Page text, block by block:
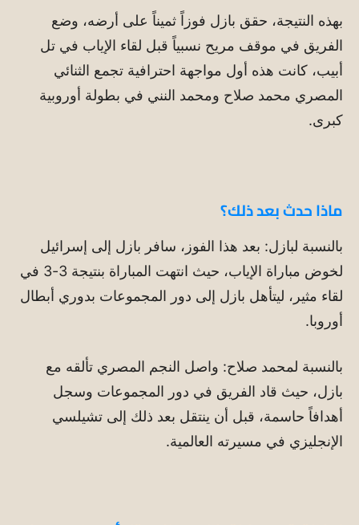
بهذه النتيجة، حقق بازل فوزاً ثميناً على أرضه، وضع
الفريق في موقف مريح نسبياً قبل لقاء الإياب في تل
أبيب، كانت هذه أول مواجهة احترافية تجمع الثنائي
المصري محمد صلاح ومحمد النني في بطولة أوروبية
كبرى.
ماذا حدث بعد ذلك؟
بالنسبة لبازل: بعد هذا الفوز، سافر بازل إلى إسرائيل
لخوض مباراة الإياب، حيث انتهت المباراة بنتيجة 3-3 في
لقاء مثير، ليتأهل بازل إلى دور المجموعات بدوري أبطال
أوروبا.
بالنسبة لمحمد صلاح: واصل النجم المصري تألقه مع
بازل، حيث قاد الفريق في دور المجموعات وسجل
أهدافاً حاسمة، قبل أن ينتقل بعد ذلك إلى تشيلسي
الإنجليزي في مسيرته العالمية.